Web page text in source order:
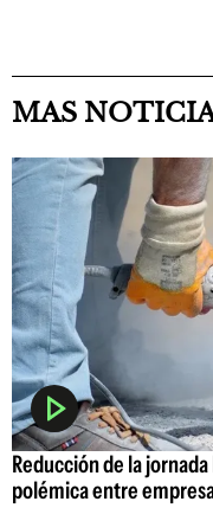
MAS
Reducción de la
polémica entre